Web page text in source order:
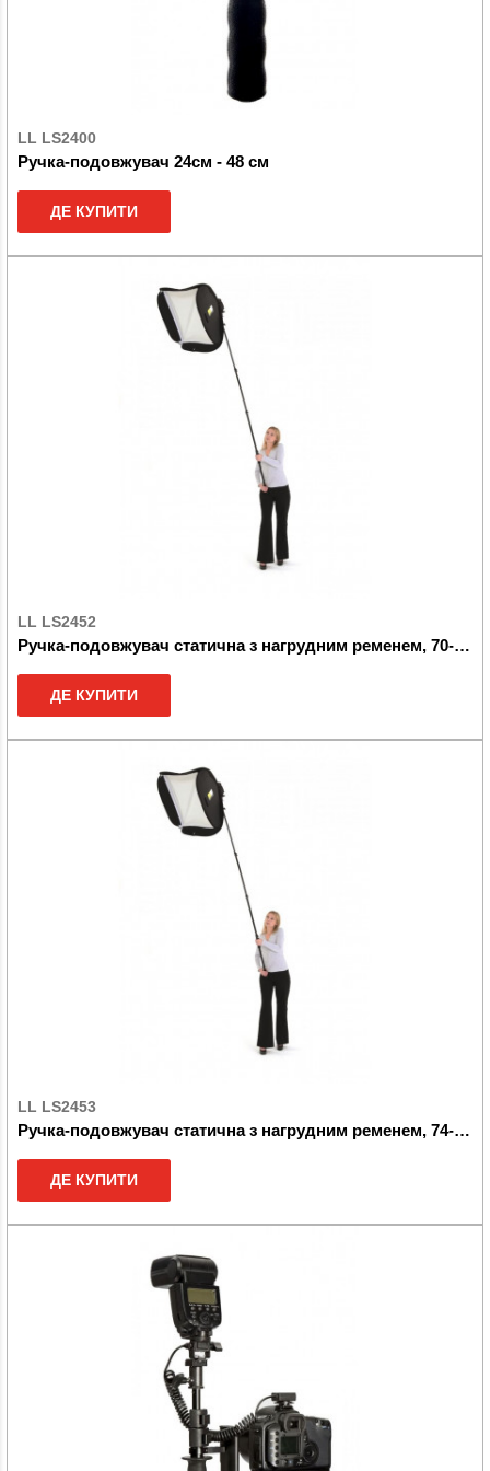
LL LS2400
Ручка-подовжувач 24см - 48 см
ДЕ КУПИТИ
LL LS2452
Ручка-подовжувач статична з нагрудним ременем, 70-176см
ДЕ КУПИТИ
LL LS2453
Ручка-подовжувач статична з нагрудним ременем, 74-232см
ДЕ КУПИТИ